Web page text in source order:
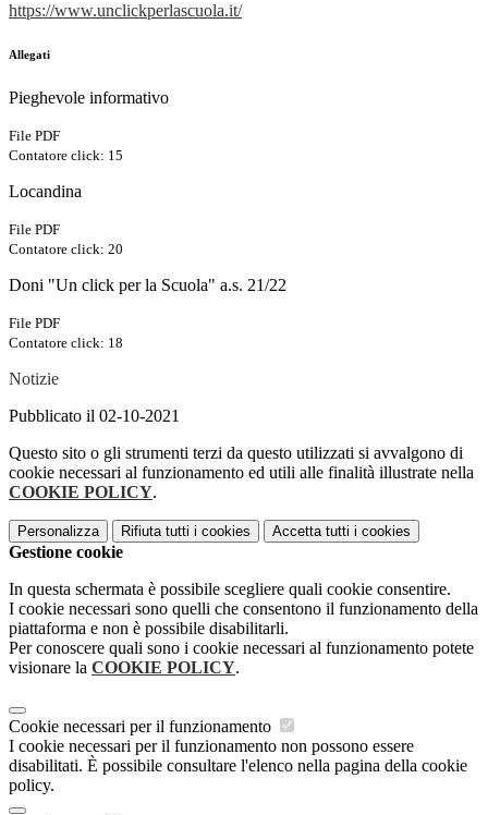
https://www.unclickperlascuola.it/
Allegati
Pieghevole informativo
File PDF
Contatore click: 15
Locandina
File PDF
Contatore click: 20
Doni "Un click per la Scuola" a.s. 21/22
File PDF
Contatore click: 18
Notizie
Pubblicato il 02-10-2021
Questo sito o gli strumenti terzi da questo utilizzati si avvalgono di
cookie necessari al funzionamento ed utili alle finalità illustrate nella
COOKIE POLICY.
Personalizza Rifiuta tutti i cookies Accetta tutti i cookies
Gestione cookie
In questa schermata è possibile scegliere quali cookie consentire.
I cookie necessari sono quelli che consentono il funzionamento della
piattaforma e non è possibile disabilitarli.
Per conoscere quali sono i cookie necessari al funzionamento potete
visionare la COOKIE POLICY.
Cookie necessari per il funzionamento
I cookie necessari per il funzionamento non possono essere
disabilitati. È possibile consultare l'elenco nella pagina della cookie
policy.